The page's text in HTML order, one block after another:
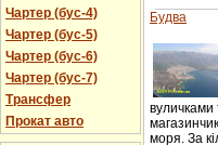
Чартер (бус-4)
Чартер (бус-5)
Чартер (бус-6)
Чартер (бус-7)
Трансфер
Прокат авто
Будва
моря. За